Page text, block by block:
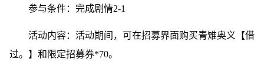
参与条件：完成剧情2-1
活动内容：活动期间，可在招募界面购买青雉奥义【借
过。】和限定招募券*70。